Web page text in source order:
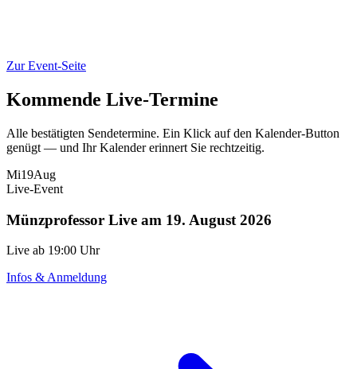
Zur Event-Seite
Kommende Live-Termine
Alle bestätigten Sendetermine. Ein Klick auf den Kalender-Button
genügt — und Ihr Kalender erinnert Sie rechtzeitig.
Mi19Aug
Live-Event
Münzprofessor Live am 19. August 2026
Live ab 19:00 Uhr
Infos & Anmeldung